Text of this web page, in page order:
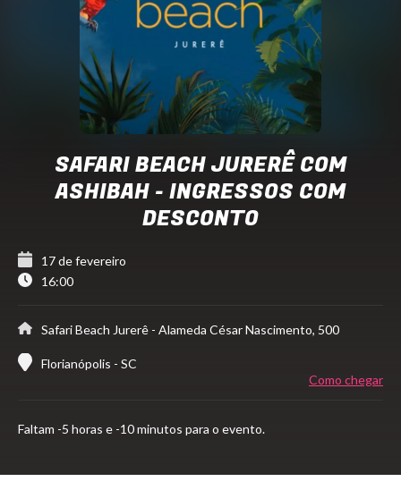
SAFARI BEACH JURERÊ COM
ASHIBAH - INGRESSOS COM
DESCONTO
17 de fevereiro
16:00
Safari Beach Jurerê - Alameda César Nascimento, 500
Florianópolis - SC
Como chegar
Faltam -5 horas e -10 minutos para o evento.